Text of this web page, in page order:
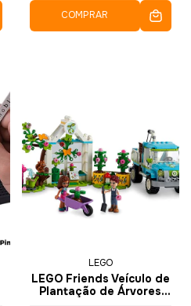
COMPRAR
LEGO
LEGO Friends Veículo de
Plantação de Árvores